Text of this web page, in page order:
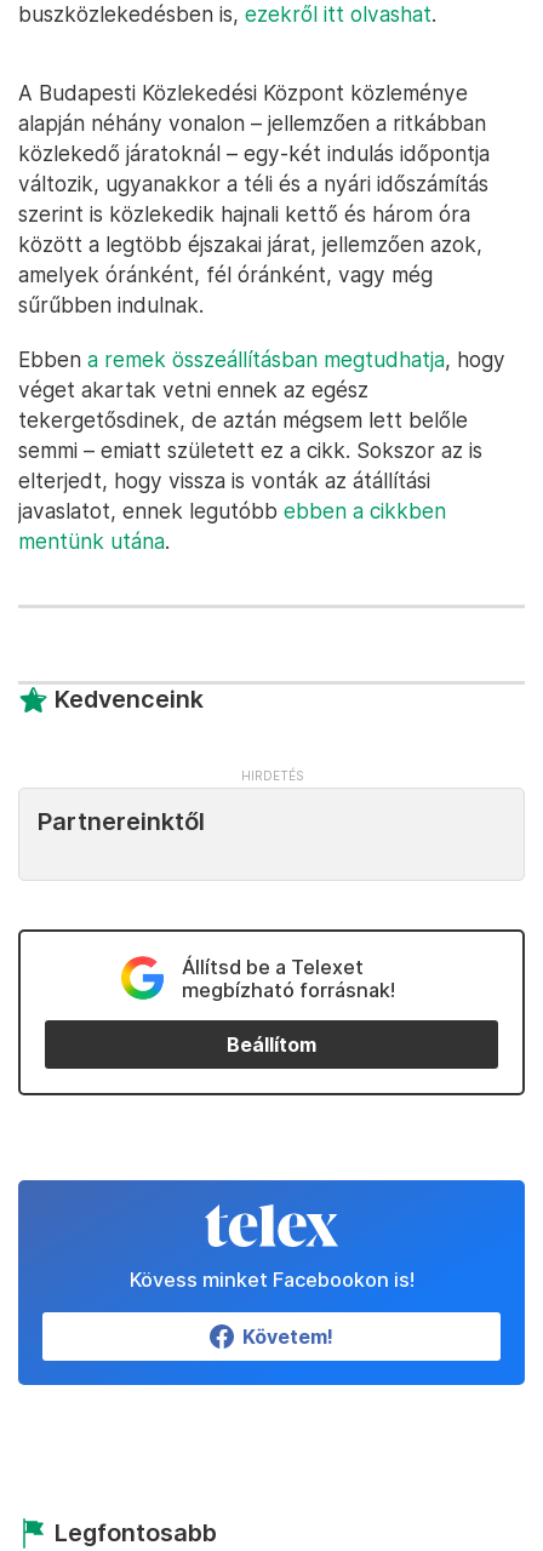
buszközlekedésben is, ezekről itt olvashat.
A Budapesti Közlekedési Központ közleménye
alapján néhány vonalon – jellemzően a ritkábban
közlekedő járatoknál – egy-két indulás időpontja
változik, ugyanakkor a téli és a nyári időszámítás
szerint is közlekedik hajnali kettő és három óra
között a legtöbb éjszakai járat, jellemzően azok,
amelyek óránként, fél óránként, vagy még
sűrűbben indulnak.
Ebben a remek összeállításban megtudhatja, hogy
véget akartak vetni ennek az egész
tekergetősdinek, de aztán mégsem lett belőle
semmi – emiatt született ez a cikk. Sokszor az is
elterjedt, hogy vissza is vonták az átállítási
javaslatot, ennek legutóbb ebben a cikkben
mentünk utána.
Kedvenceink
Partnereinktől
Állítsd be a Telexet
megbízható forrásnak!
Beállítom
Kövess minket Facebookon is!
Követem!
Legfontosabb